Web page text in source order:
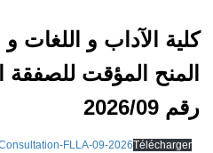
كلية الآداب و اللغات
المنح المؤقت للصفقة
رقم 2026/09
FLLA-09-2026Télécharger